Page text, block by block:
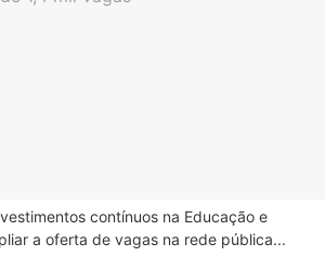
contínuos na Educação e
a oferta de vagas na rede pública...